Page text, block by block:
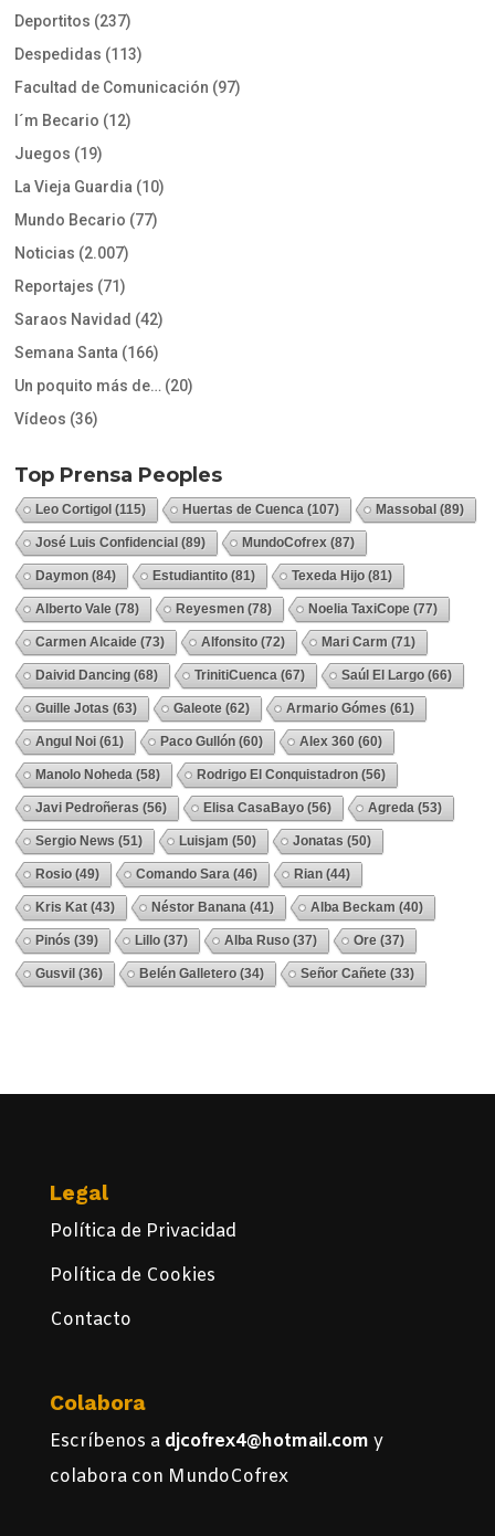
Deportitos (237)
Despedidas (113)
Facultad de Comunicación (97)
I´m Becario (12)
Juegos (19)
La Vieja Guardia (10)
Mundo Becario (77)
Noticias (2.007)
Reportajes (71)
Saraos Navidad (42)
Semana Santa (166)
Un poquito más de… (20)
Vídeos (36)
Top Prensa Peoples
Leo Cortigol (115) Huertas de Cuenca (107) Massobal (89)
José Luis Confidencial (89) MundoCofrex (87)
Daymon (84) Estudiantito (81) Texeda Hijo (81)
Alberto Vale (78) Reyesmen (78) Noelia TaxiCope (77)
Carmen Alcaide (73) Alfonsito (72) Mari Carm (71)
Daivid Dancing (68) TrinitiCuenca (67) Saúl El Largo (66)
Guille Jotas (63) Galeote (62) Armario Gómes (61)
Angul Noi (61) Paco Gullón (60) Alex 360 (60)
Manolo Noheda (58) Rodrigo El Conquistadron (56)
Javi Pedroñeras (56) Elisa CasaBayo (56) Agreda (53)
Sergio News (51) Luisjam (50) Jonatas (50)
Rosio (49) Comando Sara (46) Rian (44)
Kris Kat (43) Néstor Banana (41) Alba Beckam (40)
Pinós (39) Lillo (37) Alba Ruso (37) Ore (37)
Gusvil (36) Belén Galletero (34) Señor Cañete (33)
Legal
Política de Privacidad
Política de Cookies
Contacto
Colabora
Escríbenos a djcofrex4@hotmail.com y
colabora con MundoCofrex